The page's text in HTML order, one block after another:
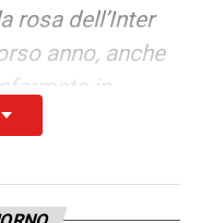
rosa dell’Inter
anno, anche
in
I due arrivi
e alle spalle